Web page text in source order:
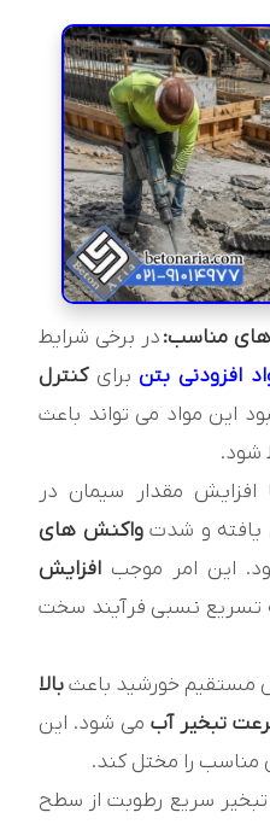
های مناسب:در برخی شرایط
افزودنی بتن برایکنترل
این مواد می تواند باعث
شود.
افزایش مقدار سیمان در
یافته و شدتواکنش‌ های
این امر موجب افزایش
تسریع نسبی فرآیند سخت
مستقیم خورشید باعثبالا
تبخیر آب می شود. این
مناسب را مختل کند.
سریع رطوبت از سطح